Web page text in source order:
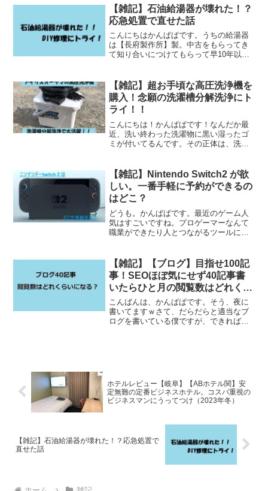
なんて思う気持ち、よ～く分かりますｗ
でも使ってみるとその便利...
【雑記】石油給湯器が壊れた！？
応急処置で直せた話
こんにちはかんぱぱです。うちの給湯器
は【長府製作所】製。中古をもらってき
て知り合いにつけてもらって早10年以
を貯めて風呂釜で沸かすタイプだったの
で感激したもんです。と、...
【雑記】超お手頃な高圧洗浄機を
購入！念願の洗濯槽分解洗浄にト
ライ！！
こんにちは！かんぱぱです！なんだか最
近、洗い終わった洗濯物に黒い湿ったゴ
ミが付いてるんです。その正体は、洗濯
れこれ10年選手。動きは元気ですが見え
ないところで汚れが溜ま...
【雑記】Nintendo Switch2 が欲
しい。一番手軽に予約ができるの
はどこ？
どうも。かんぱぱです。最近のゲーム人
気はすごいですね。プロゲーマーなんて
職業ができたり人とつながるツールにな
子を見てファミコン世代のおじさんは
「時代も変わったなぁ」と感心...
【雑記】【ブログ】目指せ100記
事！SEOほぼ気にせず40記事書
いたらひと月の閲覧数はどれくら
い？・・・結果は思ったよりひど
いｗ
こんばんは、かんぱぱです。そう、夜に
書いてますｗさて、だらだらと適当なブ
ログを書いている僕ですが、できれば多
ホテルレビュー【岐阜】【ABホテル関】安
定無難の定番ビジネスホテル。コスパ重視の
ビジネスマンにうってつけ（2023年冬）
【雑記】石油給湯器が壊れた！？応急処置で
直せた話